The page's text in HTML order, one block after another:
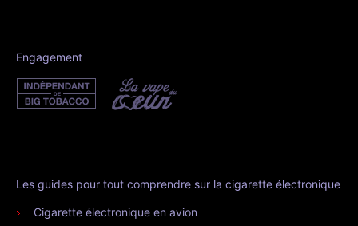
Engagement
Les guides pour tout comprendre sur la cigarette électronique
Cigarette électronique en avion